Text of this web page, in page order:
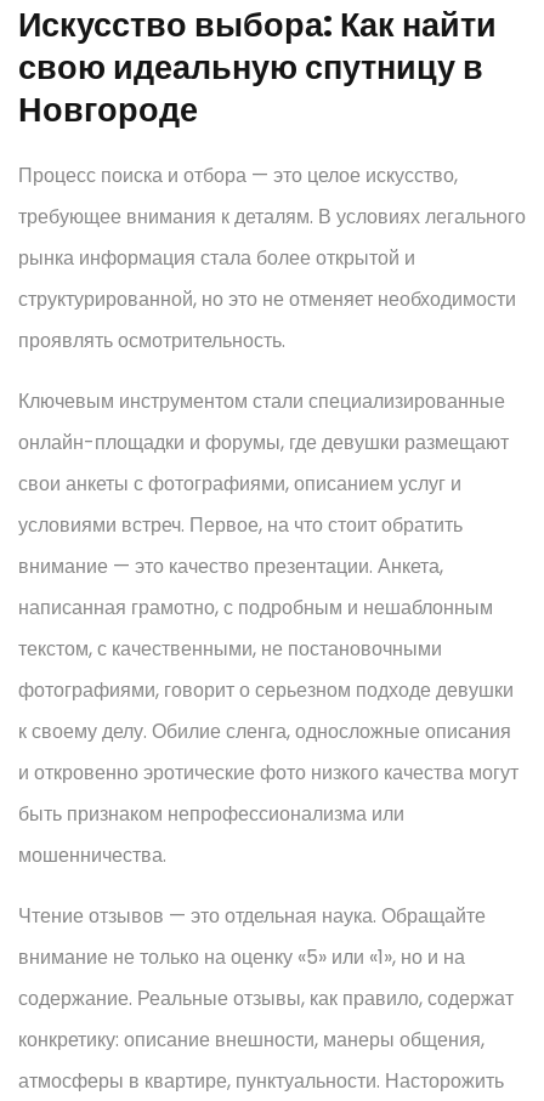
Искусство выбора: Как найти
свою идеальную спутницу в
Новгороде
Процесс поиска и отбора — это целое искусство,
требующее внимания к деталям. В условиях легального
рынка информация стала более открытой и
структурированной, но это не отменяет необходимости
проявлять осмотрительность.
Ключевым инструментом стали специализированные
онлайн-площадки и форумы, где девушки размещают
свои анкеты с фотографиями, описанием услуг и
условиями встреч. Первое, на что стоит обратить
внимание — это качество презентации. Анкета,
написанная грамотно, с подробным и нешаблонным
текстом, с качественными, не постановочными
фотографиями, говорит о серьезном подходе девушки
к своему делу. Обилие сленга, односложные описания
и откровенно эротические фото низкого качества могут
быть признаком непрофессионализма или
мошенничества.
Чтение отзывов — это отдельная наука. Обращайте
внимание не только на оценку «5» или «1», но и на
содержание. Реальные отзывы, как правило, содержат
конкретику: описание внешности, манеры общения,
атмосферы в квартире, пунктуальности. Насторожить